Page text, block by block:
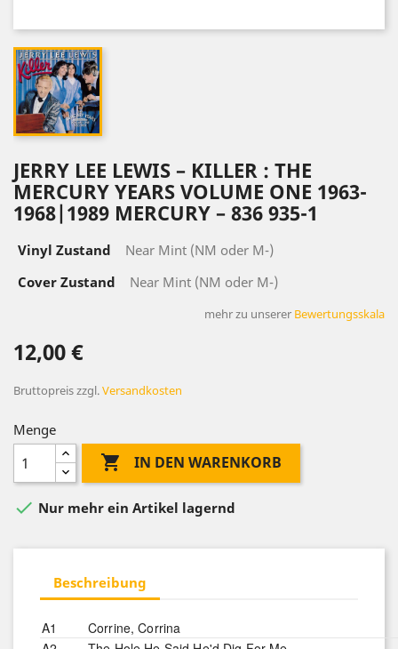
JERRY LEE LEWIS – KILLER : THE
MERCURY YEARS VOLUME ONE 1963-
1968|1989 MERCURY – 836 935-1
Vinyl Zustand
Near Mint (NM oder M-)
Cover Zustand
Near Mint (NM oder M-)
mehr zu unserer Bewertungsskala
12,00 €
Bruttopreiszzgl.Versandkosten
Menge
 IN DEN WARENKORB
 Nur mehr ein Artikel lagernd
Beschreibung
A1
Corrine, Corrina